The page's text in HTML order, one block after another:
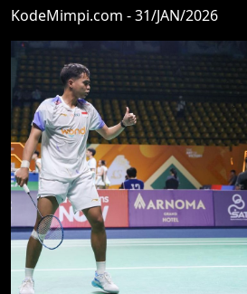
KodeMimpi.com - 31/JAN/2026